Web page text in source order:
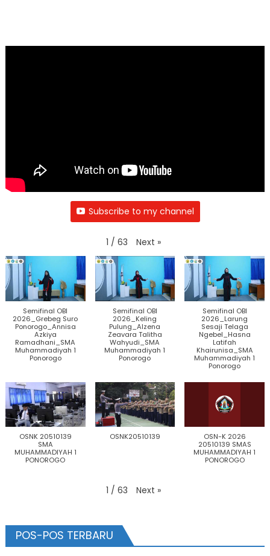
Subscribe to my channel
1 / 63 Next »
Semifinal OBI
2026_Grebeg Suro
Ponorogo_Annisa
Azkiya
Ramadhani_SMA
Muhammadiyah 1
Ponorogo
Semifinal OBI
2026_Keling
Pulung_Alzena
Zeavara Talitha
Wahyudi_SMA
Muhammadiyah 1
Ponorogo
Semifinal OBI
2026_Larung
Sesaji Telaga
Ngebel_Hasna
Latifah
Khairunisa_SMA
Muhammadiyah 1
Ponorogo
OSNK 20510139
SMA
MUHAMMADIYAH 1
PONOROGO
OSNK20510139
OSN-K 2026
20510139 SMAS
MUHAMMADIYAH 1
PONOROGO
1 / 63 Next »
POS-POS TERBARU